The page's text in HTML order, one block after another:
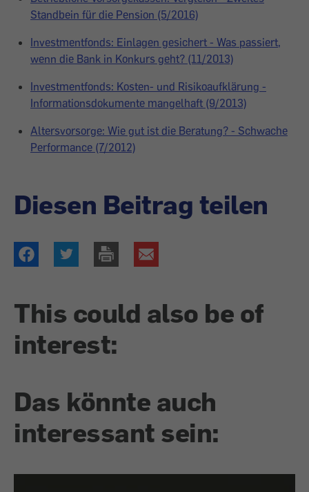
Standbein für die Pension (5/2016)
Investmentfonds: Einlagen gesichert - Was passiert,
wenn die Bank in Konkurs geht? (11/2013)
Investmentfonds: Kosten- und Risikoaufklärung -
Informationsdokumente mangelhaft (9/2013)
Altersvorsorge: Wie gut ist die Beratung? - Schwache
Performance (7/2012)
Diesen Beitrag teilen
This could also be of
interest:
Das könnte auch
interessant sein: